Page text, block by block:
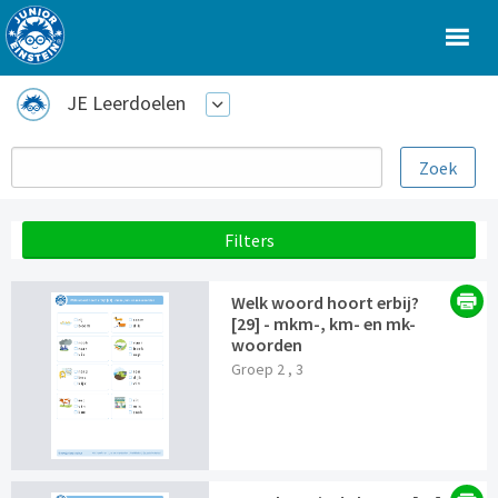
JE Leerdoelen
Filters
Welk woord hoort erbij?
[29] - mkm-, km- en mk-
woorden
Groep 2 , 3